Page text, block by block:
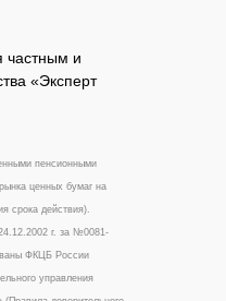
частным и
«Эксперт
пенсионными
ценных бумаг на
срока действия).
г. за №0081-
ФКЦБ России
управления